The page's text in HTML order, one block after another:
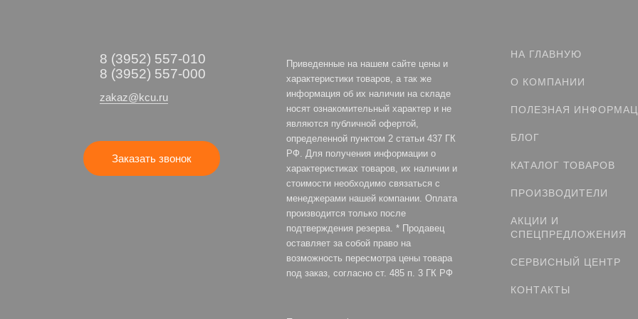
8 (3952) 557-010
8 (3952) 557-000
zakaz@kcu.ru
Заказать звонок
Приведенные на нашем сайте цены и
характеристики товаров, а так же
информация об их наличии на складе
носят ознакомительный характер и не
являются публичной офертой,
определенной пунктом 2 статьи 437 ГК
РФ. Для получения информации о
характеристиках товаров, их наличии и
стоимости необходимо связаться с
менеджерами нашей компании. Оплата
производится только после
подтверждения резерва. * Продавец
оставляет за собой право на
возможность пересмотра цены товара
под заказ, согласно ст. 485 п. 3 ГК РФ
НА ГЛАВНУЮ
О КОМПАНИИ
ПОЛЕЗНАЯ
БЛОГ
КАТАЛОГ ТОВАРОВ
ПРОИЗВОДИТЕЛИ
АКЦИИ И
СПЕЦПРЕДЛОЖЕНИЯ
СЕРВИСНЫЙ ЦЕНТР
КОНТАКТЫ